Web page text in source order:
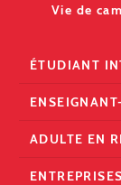
Vie de
ÉTUDIANT
ADULTE EN